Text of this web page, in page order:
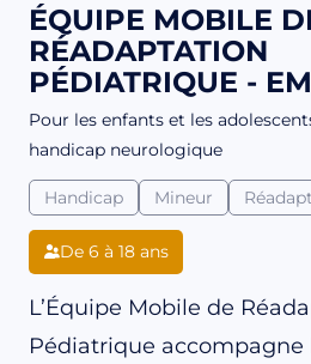
ÉQUIPE MOBILE
RÉADAPTATION
PÉDIATRIQUE -
Pour les enfants et les
handicap neurologique
Handicap Mineur
De 6 à 18 ans
L’Équipe Mobile de
Pédiatrique accompagne